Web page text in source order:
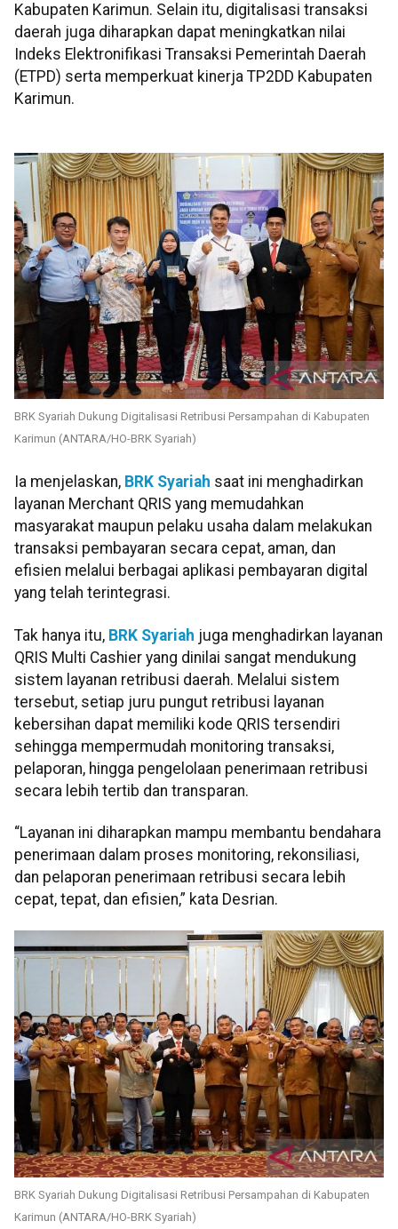
Kabupaten Karimun. Selain itu, digitalisasi transaksi
daerah juga diharapkan dapat meningkatkan nilai
Indeks Elektronifikasi Transaksi Pemerintah Daerah
(ETPD) serta memperkuat kinerja TP2DD Kabupaten
Karimun.
BRK Syariah Dukung Digitalisasi Retribusi Persampahan di Kabupaten
Karimun (ANTARA/HO-BRK Syariah)
Ia menjelaskan, BRK Syariah saat ini menghadirkan
layanan Merchant QRIS yang memudahkan
masyarakat maupun pelaku usaha dalam melakukan
transaksi pembayaran secara cepat, aman, dan
efisien melalui berbagai aplikasi pembayaran digital
yang telah terintegrasi.
Tak hanya itu, BRK Syariah juga menghadirkan layanan
QRIS Multi Cashier yang dinilai sangat mendukung
sistem layanan retribusi daerah. Melalui sistem
tersebut, setiap juru pungut retribusi layanan
kebersihan dapat memiliki kode QRIS tersendiri
sehingga mempermudah monitoring transaksi,
pelaporan, hingga pengelolaan penerimaan retribusi
secara lebih tertib dan transparan.
“Layanan ini diharapkan mampu membantu bendahara
penerimaan dalam proses monitoring, rekonsiliasi,
dan pelaporan penerimaan retribusi secara lebih
cepat, tepat, dan efisien,” kata Desrian.
BRK Syariah Dukung Digitalisasi Retribusi Persampahan di Kabupaten
Karimun (ANTARA/HO-BRK Syariah)